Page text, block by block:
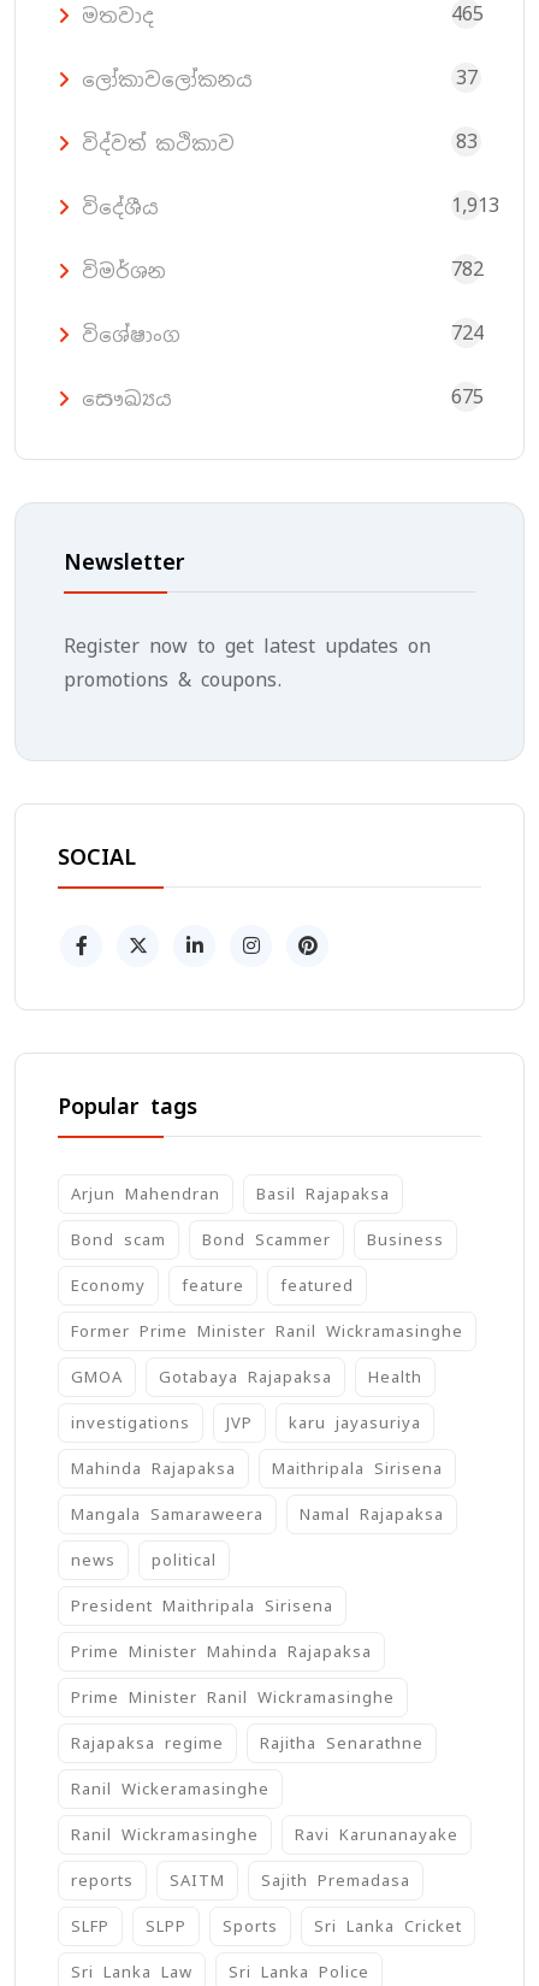
මතවාද 465
ලෝකාවලෝකනය 37
විද්වත් කථිකාව 83
විදේශීය 1,913
විමර්ශන 782
විශේෂාංග 724
සෞඛ්‍යය 675
Newsletter
Register now to get latest updates on
promotions & coupons.
SOCIAL
Popular tags
Arjun Mahendran Basil Rajapaksa
Bond scam Bond Scammer Business
Economy feature featured
Former Prime Minister Ranil Wickramasinghe
GMOA Gotabaya Rajapaksa Health
investigations JVP karu jayasuriya
Mahinda Rajapaksa Maithripala Sirisena
Mangala Samaraweera Namal Rajapaksa
news political
President Maithripala Sirisena
Prime Minister Mahinda Rajapaksa
Prime Minister Ranil Wickramasinghe
Rajapaksa regime Rajitha Senarathne
Ranil Wickeramasinghe
Ranil Wickramasinghe Ravi Karunanayake
reports SAITM Sajith Premadasa
SLFP SLPP Sports Sri Lanka Cricket
Sri Lanka Law Sri Lanka Police